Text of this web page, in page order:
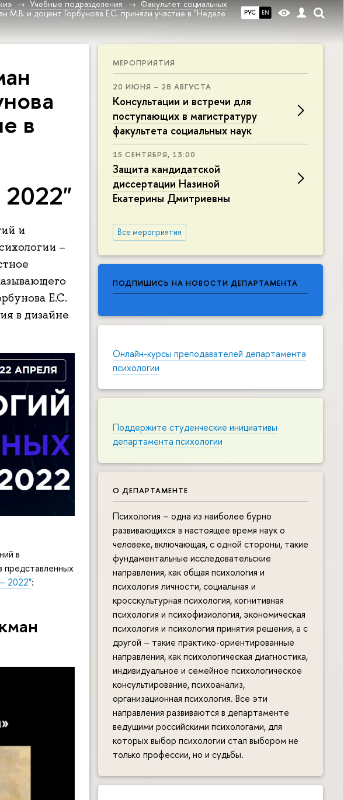
РУС EN
Учебные подразделения
Факультет социальных
М.В. и доцент Горбунова Е.С. приняли участие в "Неделе
МЕРОПРИЯТИЯ
20 ИЮНЯ – 28 АВГУСТА
Консультации и встречи для
поступающих в магистратуру
факультета социальных наук
15 СЕНТЯБРЯ, 13:00
Защита кандидатской
диссертации Назиной
Екатерины Дмитриевны
Все мероприятия
ПОДПИШИСЬ НА НОВОСТИ ДЕПАРТАМЕНТА
Онлайн-курсы преподавателей департамента
психологии
Поддержите студенческие инициативы
департамента психологии
О ДЕПАРТАМЕНТЕ
Психология – одна из наиболее бурно
развивающихся в настоящее время наук о
человеке, включающая, с одной стороны, такие
фундаментальные исследовательские
направления, как общая психология и
психология личности, социальная и
кросскультурная психология, когнитивная
психология и психофизиология, экономическая
психология и психология принятия решения, а с
другой – такие практико-ориентированные
направления, как психологическая диагностика,
индивидуальное и семейное психологическое
консультирование, психоанализ,
организационная психология. Все эти
направления развиваются в департаменте
ведущими российскими психологами, для
которых выбор психологии стал выбором не
только профессии, но и судьбы.
в
2022"
и
–
Е.С.
в дизайне
в
представленных
2022":